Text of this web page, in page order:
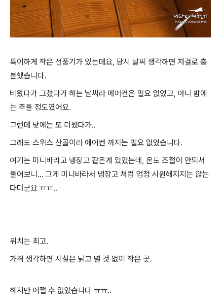
특이하게 작은 선풍기가 있는데요, 당시 날씨 생각하면 저걸로 충
분했습니다.
비왔다가 그쳤다가 하는 날씨라 에어컨은 필요 없었고, 아니 밤에
는 추울 정도였어요.
그런데 낮에는 또 더웠다가..
그래도 스위스 산골이라 에어컨 까지는 필요 없었습니다.
여기는 미니바라고 냉장고 같은게 있었는데, 온도 조절이 안되서
물어보니... 그게 미니바라서 냉장고 처럼 엄청 시원해지지는 않는
다더군요 ㅠㅠ..
위치는 최고.
가격 생각하면 시설은 낡고 별 것 없이 작은 곳.
하지만 어쩔 수 없었습니다 ㅠㅠ..